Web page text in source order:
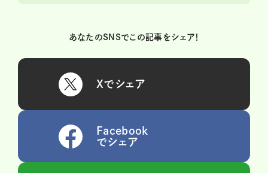
あなたのSNSでこの記事をシェア！
Xでシェア
Facebook
でシェア